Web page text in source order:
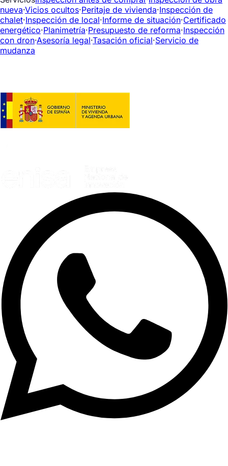
nueva·Vicios ocultos·Peritaje de vivienda·Inspección de
chalet·Inspección de local·Informe de situación·Certificado
energético·Planimetría·Presupuesto de reforma·Inspección
con dron·Asesoría legal·Tasación oficial·Servicio de
mudanza